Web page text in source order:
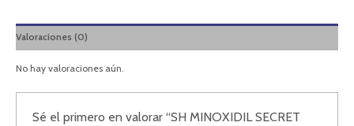
Valoraciones (0)
No hay valoraciones aún.
Sé el primero en valorar “SH MINOXIDIL SECRET